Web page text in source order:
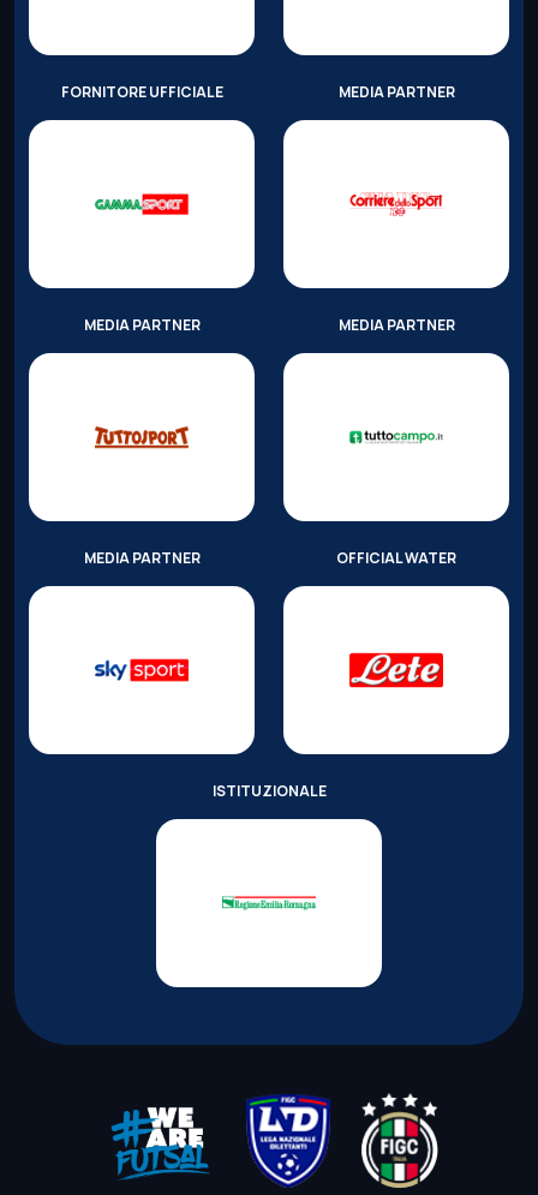
FORNITORE UFFICIALE MEDIA PARTNER
MEDIA PARTNER MEDIA PARTNER
MEDIA PARTNER OFFICIAL WATER
ISTITUZIONALE